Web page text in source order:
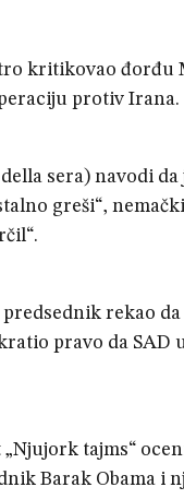
kritikovao đorđu
protiv Irana.
sera) navodi da
greši“,
rekao
pravo da
tajms“
Barak Obama